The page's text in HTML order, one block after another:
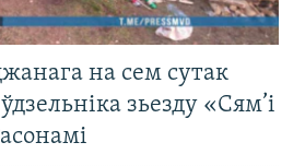
на сем сутак
зьезду «Сям’і